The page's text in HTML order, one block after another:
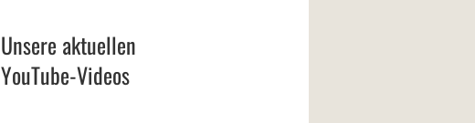
Unsere aktuellen
YouTube-Videos